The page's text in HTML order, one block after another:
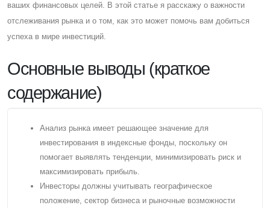
ваших финансовых целей. В этой статье я расскажу о важности
отслеживания рынка и о том, как это может помочь вам добиться
успеха в мире инвестиций.
Основные выводы (краткое
содержание)
Анализ рынка имеет решающее значение для
инвестирования в индексные фонды, поскольку он
помогает выявлять тенденции, минимизировать риск и
максимизировать прибыль.
Инвесторы должны учитывать географическое
положение, сектор бизнеса и рыночные возможности